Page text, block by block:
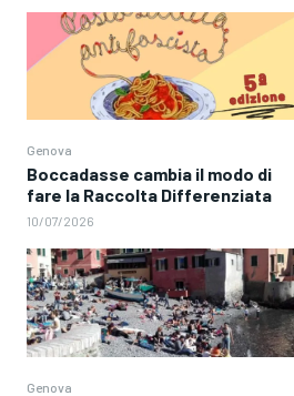
Genova
Boccadasse cambia il modo di
fare la Raccolta Differenziata
10/07/2026
Genova